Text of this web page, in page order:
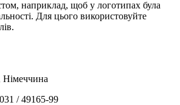
наприклад, щоб у логотипах була
Для цього використовуйте
Німеччина
/ 49165-99